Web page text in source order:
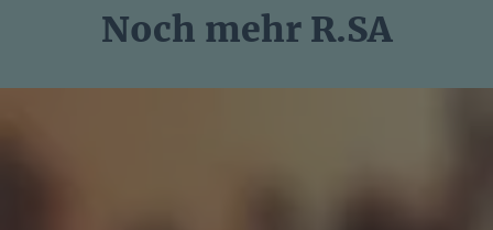
Noch mehr R.SA